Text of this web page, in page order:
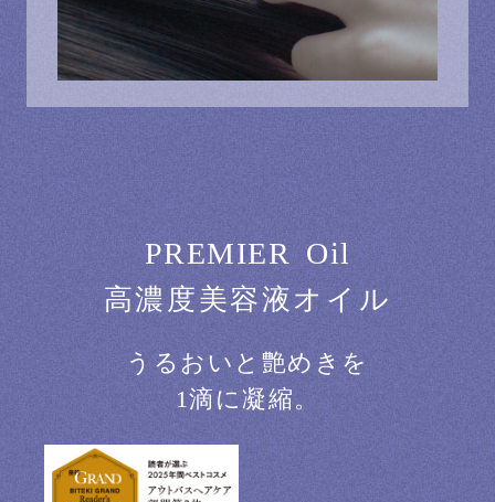
PREMIER Oil
高濃度美容液オイル
うるおいと艶めきを
1滴に凝縮。